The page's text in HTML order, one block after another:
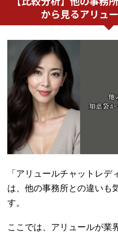
から見るアリュ
「アリュールチャットレ
は、他の事務所との違いも
す。
ここでは、アリュールが業